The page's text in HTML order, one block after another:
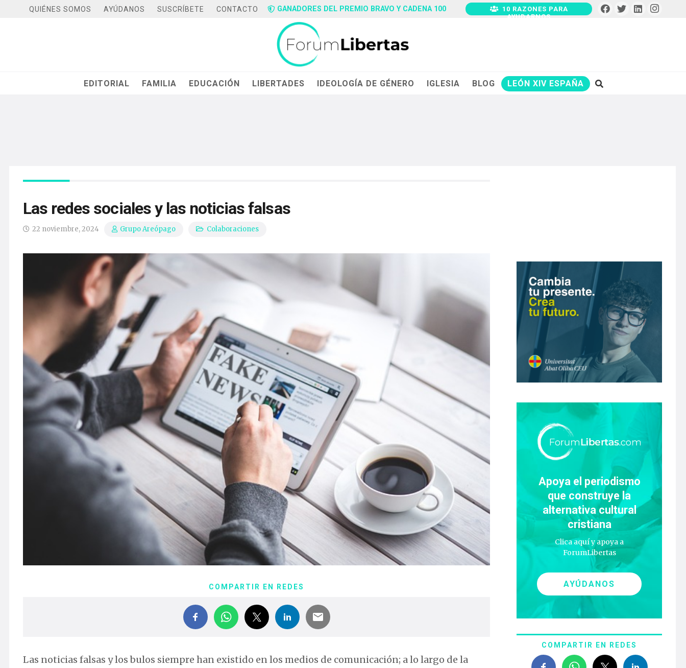
QUIÉNES SOMOS AYÚDANOS SUSCRÍBETE CONTACTO GANADORES DEL PREMIO BRAVO Y CADENA 100
10 RAZONES PARA
AYUDARNOS
EDITORIAL FAMILIA EDUCACIÓN LIBERTADES IDEOLOGÍA DE GÉNERO IGLESIA BLOG LEÓN XIV ESPAÑA
Las redes sociales y las noticias falsas
22 noviembre, 2024 Grupo Areópago Colaboraciones
COMPARTIR EN REDES
Las noticias falsas y los bulos siempre han existido en los medios de comunicación; a lo largo de la
Apoya el periodismo
que construye la
alternativa cultural
cristiana
Clica aquí y apoya a
ForumLibertas
AYÚDANOS
COMPARTIR EN REDES